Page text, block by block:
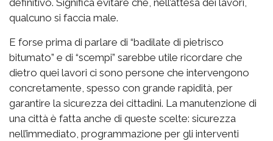
definitivo. Significa evitare che, nell’attesa dei lavori,
qualcuno si faccia male.
E forse prima di parlare di “badilate di pietrisco
bitumato” e di “scempi” sarebbe utile ricordare che
dietro quei lavori ci sono persone che intervengono
concretamente, spesso con grande rapidità, per
garantire la sicurezza dei cittadini. La manutenzione di
una città è fatta anche di queste scelte: sicurezza
nell’immediato, programmazione per gli interventi